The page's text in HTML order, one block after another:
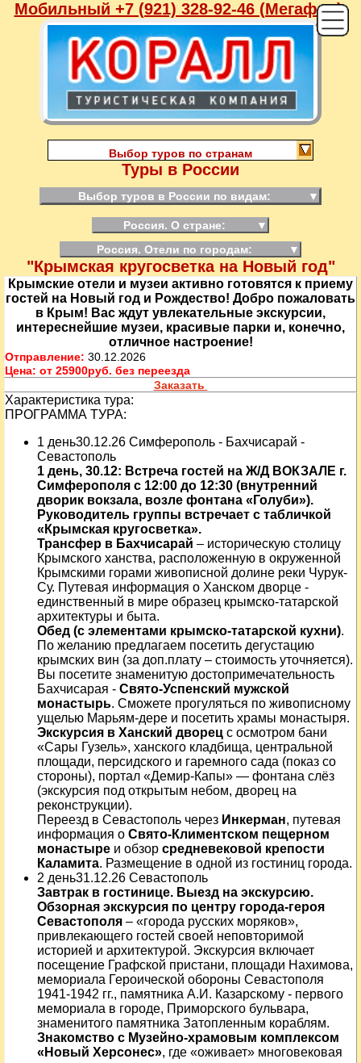
Мобильный +7 (921) 328-92-46 (Мегафон),
Выбор туров по странам
Туры в России
Выбор туров в России по видам: ▼
Россия. О стране:
▼
Россия. Отели по городам:
▼
"Крымская кругосветка на Новый год"
Крымские отели и музеи активно готовятся к приему
гостей на Новый год и Рождество! Добро пожаловать
в Крым! Вас ждут увлекательные экскурсии,
интереснейшие музеи, красивые парки и, конечно,
отличное настроение!
Отправление: 30.12.2026
Цена: от 25900руб. без переезда
Заказать
Характеристика тура:
ПРОГРАММА ТУРА:
1 день30.12.26 Симферополь - Бахчисарай -
Севастополь
1 день, 30.12: Встреча гостей на Ж/Д ВОКЗАЛЕ г.
Симферополя с 12:00 до 12:30 (внутренний
дворик вокзала, возле фонтана «Голуби»).
Руководитель группы встречает с табличкой
«Крымская кругосветка».
Трансфер в Бахчисарай – историческую столицу
Крымского ханства, расположенную в окруженной
Крымскими горами живописной долине реки Чурук-
Су. Путевая информация о Ханском дворце -
единственный в мире образец крымско-татарской
архитектуры и быта.
Обед (с элементами крымско-татарской кухни).
По желанию предлагаем посетить дегустацию
крымских вин (за доп.плату – стоимость уточняется).
Вы посетите знаменитую достопримечательность
Бахчисарая - Свято-Успенский мужской
монастырь. Сможете прогуляться по живописному
ущелью Марьям-дере и посетить храмы монастыря.
Экскурсия в Ханский дворец с осмотром бани
«Сары Гузель», ханского кладбища, центральной
площади, персидского и гаремного сада (показ со
стороны), портал «Демир-Капы» — фонтана слёз
(экскурсия под открытым небом, дворец на
реконструкции).
Переезд в Севастополь через Инкерман, путевая
информация о Свято-Климентском пещерном
монастыре и обзор средневековой крепости
Каламита. Размещение в одной из гостиниц города.
2 день31.12.26 Севастополь
Завтрак в гостинице. Выезд на экскурсию.
Обзорная экскурсия по центру города-героя
Севастополя – «города русских моряков»,
привлекающего гостей своей неповторимой
историей и архитектурой. Экскурсия включает
посещение Графской пристани, площади Нахимова,
мемориала Героической обороны Севастополя
1941-1942 гг., памятника А.И. Казарскому - первого
мемориала в городе, Приморского бульвара,
знаменитого памятника Затопленным кораблям.
Знакомство с Музейно-храмовым комплексом
«Новый Херсонес», где «оживает» многовековая